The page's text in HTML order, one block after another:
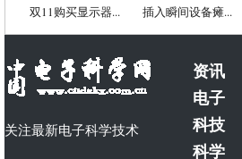
双11购买显示器... 插入瞬间设备瘫...
关注最新电子科学技术
资讯
电子
科技
科学